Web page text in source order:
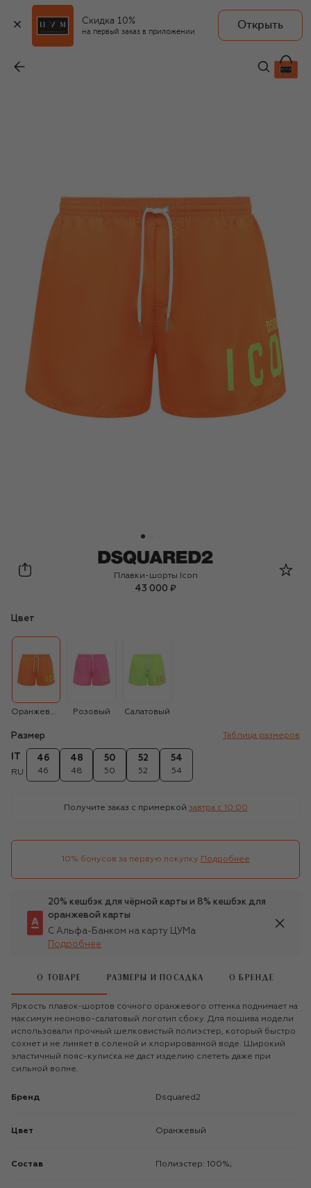
Скидка 10%
на первый заказ в приложении
Открыть
43 000 ₽
Dsquared2
Плавки-шорты Icon
43 000 ₽
Цвет
Оранжевый Розовый Салатовый
Размер Таблица размеров
RU
46
46
48
48
50
50
52
52
54
54
Получите заказ с примеркой завтра c 10:00
10% бонусов за первую покупку Подробнее
20% кешбэк для чёрной карты и 8% кешбэк для
оранжевой карты
С Альфа-Банком на карту ЦУМа
Подробнее
О ТОВАРЕ РАЗМЕРЫ И ПОСАДКА О БРЕНДЕ
Яркость плавок-шортов сочного оранжевого оттенка поднимает на
максимум неоново-салатовый логотип сбоку. Для пошива модели
использовали прочный шелковистый полиэстер, который быстро
сохнет и не линяет в соленой и хлорированной воде. Широкий
эластичный пояс-кулиска не даст изделию слететь даже при
сильной волне.
Бренд Dsquared2
Цвет Оранжевый
Состав Полиэстер: 100%;